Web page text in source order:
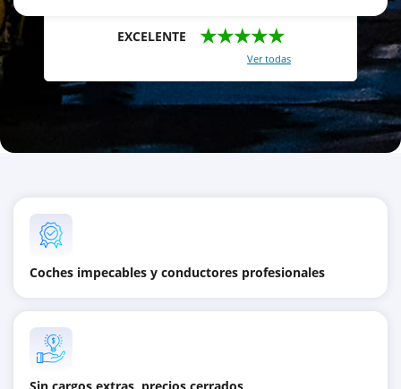
EXCELENTE ★★★★★
Ver todas
Coches impecables y conductores profesionales
Sin cargos extras, precios cerrados